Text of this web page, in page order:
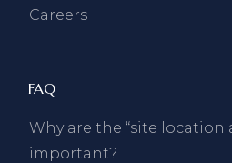
Careers
FAQ
Why are the “site location
important?